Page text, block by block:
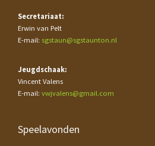
Secretariaat:
Erwin van Pelt
E-mail: sgstaun@sgstaunton.nl
Jeugdschaak:
Vincent Valens
E-mail: vwjvalens@gmail.com
Speelavonden